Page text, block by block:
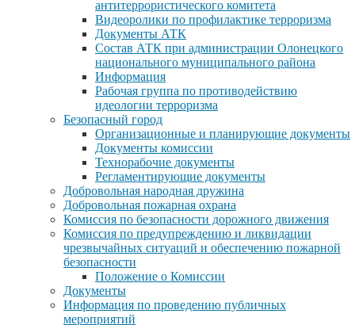
антитеррористического комитета
Видеоролики по профилактике терроризма
Документы АТК
Состав АТК при администрации Олонецкого
национального муниципального района
Информация
Рабочая группа по противодействию
идеологии терроризма
Безопасный город
Организационные и планирующие документы
Документы комиссии
Технорабочие документы
Регламентирующие документы
Добровольная народная дружина
Добровольная пожарная охрана
Комиссия по безопасности дорожного движения
Комиссия по предупреждению и ликвидации
чрезвычайных ситуаций и обеспечению пожарной
безопасности
Положение о Комиссии
Документы
Информация по проведению публичных
мероприятий